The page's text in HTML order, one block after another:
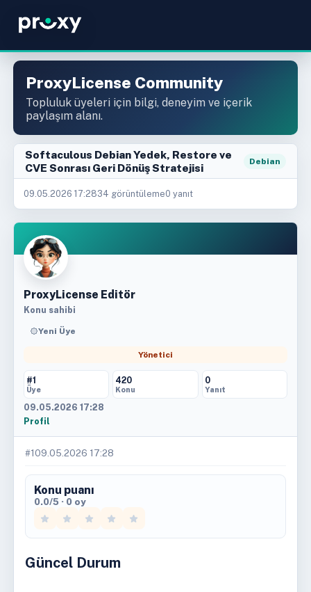
ProxyLicense Community
Topluluk üyeleri için bilgi, deneyim ve içerik
paylaşım alanı.
Softaculous Debian Yedek, Restore ve
CVE Sonrası Geri Dönüş Stratejisi
Debian
09.05.2026 17:2834 görüntüleme0 yanıt
ProxyLicense Editör
Konu sahibi
Yeni Üye
Yönetici
#1
Üye
420
Konu
0
Yanıt
09.05.2026 17:28
Profil
#1 09.05.2026 17:28
Konu puanı
0.0/5 · 0 oy
Güncel Durum